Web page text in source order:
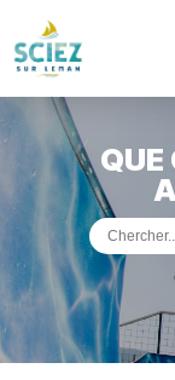
ACCUEIL
VOTRE
VIE
QUE